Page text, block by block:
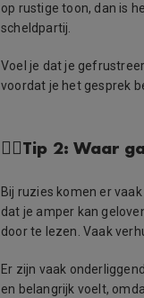
op rustige toon, dan is
scheldpartij.
Voel je dat je
voordat je het gesprek
👉🏻Tip 2: Waar
Bij ruzies komen er
dat je amper kan
door te lezen. Vaak
Er zijn vaak
en belangrijk voelt,